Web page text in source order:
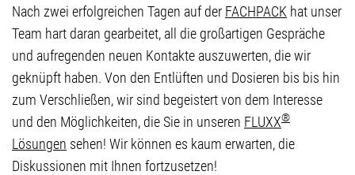
Nach zwei erfolgreichen Tagen auf der FACHPACK hat unser
Team hart daran gearbeitet, all die großartigen Gespräche
und aufregenden neuen Kontakte auszuwerten, die wir
geknüpft haben. Von den Entlüften und Dosieren bis bis hin
zum Verschließen, wir sind begeistert von dem Interesse
und den Möglichkeiten, die Sie in unseren FLUXX®
Lösungen sehen! Wir können es kaum erwarten, die
Diskussionen mit Ihnen fortzusetzen!